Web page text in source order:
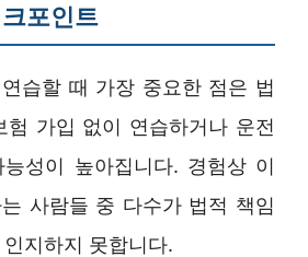
포인트
습할 때 가장 중요한 점은 법
험 가입 없이 연습하거나 운전
성이 높아집니다. 경험상 이
사람들 중 다수가 법적 책임
지하지 못합니다.